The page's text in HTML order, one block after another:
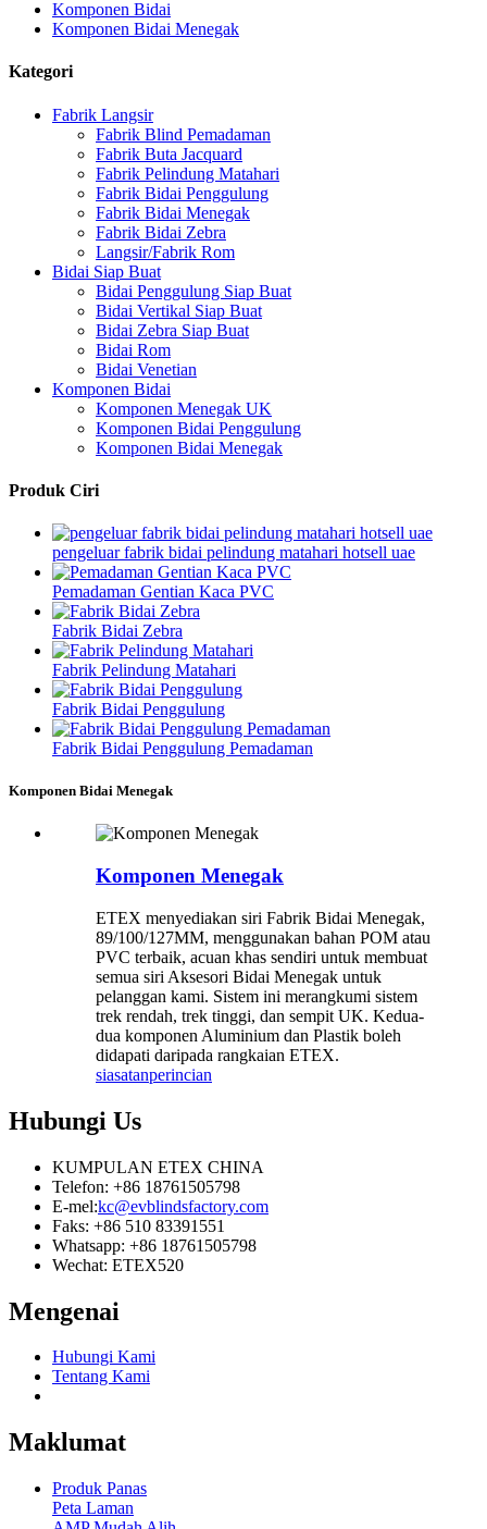
Komponen Bidai
Komponen Bidai Menegak
Kategori
Fabrik Langsir
Fabrik Blind Pemadaman
Fabrik Buta Jacquard
Fabrik Pelindung Matahari
Fabrik Bidai Penggulung
Fabrik Bidai Menegak
Fabrik Bidai Zebra
Langsir/Fabrik Rom
Bidai Siap Buat
Bidai Penggulung Siap Buat
Bidai Vertikal Siap Buat
Bidai Zebra Siap Buat
Bidai Rom
Bidai Venetian
Komponen Bidai
Komponen Menegak UK
Komponen Bidai Penggulung
Komponen Bidai Menegak
Produk Ciri
pengeluar fabrik bidai pelindung matahari hotsell uae
Pemadaman Gentian Kaca PVC
Fabrik Bidai Zebra
Fabrik Pelindung Matahari
Fabrik Bidai Penggulung
Fabrik Bidai Penggulung Pemadaman
Komponen Bidai Menegak
Komponen Menegak
ETEX menyediakan siri Fabrik Bidai Menegak,
89/100/127MM, menggunakan bahan POM atau
PVC terbaik, acuan khas sendiri untuk membuat
semua siri Aksesori Bidai Menegak untuk
pelanggan kami. Sistem ini merangkumi sistem
trek rendah, trek tinggi, dan sempit UK. Kedua-
dua komponen Aluminium dan Plastik boleh
didapati daripada rangkaian ETEX.
siasatanperincian
Hubungi Us
KUMPULAN ETEX CHINA
Telefon: +86 18761505798
E-mel:kc@evblindsfactory.com
Faks: +86 510 83391551
Whatsapp: +86 18761505798
Wechat: ETEX520
Mengenai
Hubungi Kami
Tentang Kami
Maklumat
Produk Panas
Peta Laman